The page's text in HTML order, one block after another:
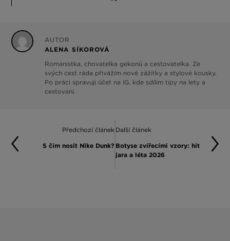
AUTOR
ALENA SÍKOROVÁ
Romanistka, chovatelka gekonů a cestovatelka. Ze
svých cest ráda přivážím nové zážitky a stylové kousky.
Po práci spravuji účet na IG, kde sdílím tipy na lety a
cestování.
Předchozí článek
S čím nosit Nike Dunk?
Další článek
Botyse zvířecími vzory: hit
jara a léta 2026